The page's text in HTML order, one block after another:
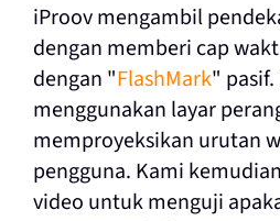
iProov mengambil
dengan memberi cap
dengan "FlashMark" pasif.
menggunakan layar
memproyeksikan urutan
pengguna. Kami
video untuk menguji